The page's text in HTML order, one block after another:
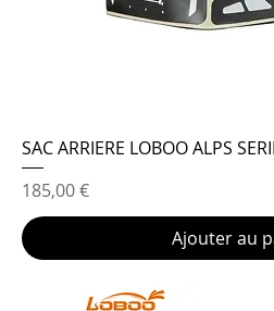
SAC ARRIERE LOBOO ALPS
Prix
185,00 €
Ajouter au